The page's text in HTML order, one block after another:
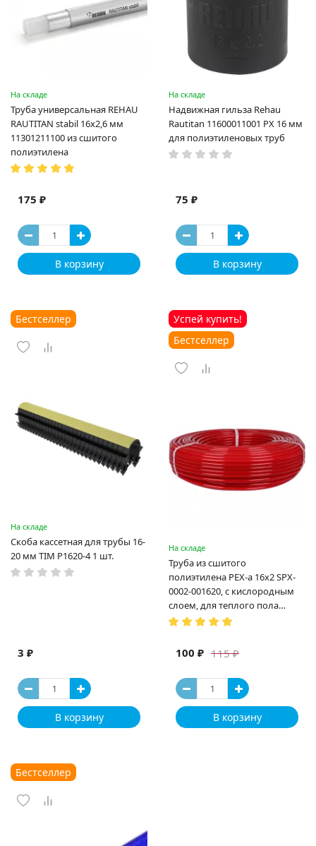
На складе
Труба универсальная REHAU
RAUTITAN stabil 16х2,6 мм
11301211100 из сшитого
полиэтилена
175 ₽
В корзину
На складе
Надвижная гильза Rehau
Rautitan 11600011001 PX 16 мм
для полиэтиленовых труб
75 ₽
В корзину
Бестселлер
На складе
Скоба кассетная для трубы 16-
20 мм TIM P1620-4 1 шт.
3 ₽
В корзину
Успей купить!
Бестселлер
На складе
Труба из сшитого
полиэтилена PEX-a 16х2 SPX-
0002-001620, с кислородным
слоем, для теплого пола
(Испания)
115 ₽
100 ₽
В корзину
Бестселлер